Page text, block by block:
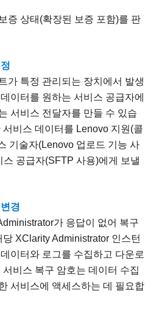
증 상태(확장된 보증 포함)를 판
가 특정 관리되는 장치에서 발생
이터를 원하는 서비스 공급자에
서비스 전달자를 만들 수 있습
서비스 데이터를 Lenovo 지원 (콜
기술자(Lenovo 업로드 기능 사
스 공급자(SFTP 사용)에게 보낼
경
가 응답이 없어 복구
당 XClarity Administrator 인스턴
이터와 로그를 수집하고 다운로
서비스 복구 암호는 데이터 수집
서비스에 액세스하는 데 필요합